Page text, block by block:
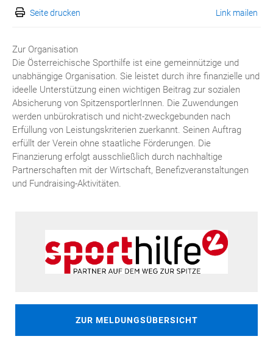
Seite drucken Link mailen
Zur Organisation
Die Österreichische Sporthilfe ist eine gemeinnützige und
unabhängige Organisation. Sie leistet durch ihre finanzielle und
ideelle Unterstützung einen wichtigen Beitrag zur sozialen
Absicherung von SpitzensportlerInnen. Die Zuwendungen
werden unbürokratisch und nicht-zweckgebunden nach
Erfüllung von Leistungskriterien zuerkannt. Seinen Auftrag
erfüllt der Verein ohne staatliche Förderungen. Die
Finanzierung erfolgt ausschließlich durch nachhaltige
Partnerschaften mit der Wirtschaft, Benefizveranstaltungen
und Fundraising-Aktivitäten.
ZUR MELDUNGSÜBERSICHT